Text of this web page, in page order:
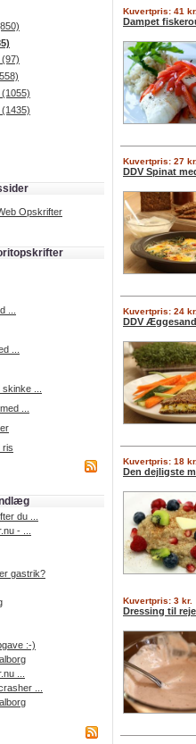
Opskrifter
...
...
...
...
ris
du ...
- ...
gastrik?
:-)
...
...
Kuvertpris: 41 kr.
Dampet
Kuvertpris: 27 kr.
DDV Spinat
Kuvertpris: 24 kr.
DDV
Kuvertpris: 18 kr.
Den dejligste
Kuvertpris: 3 kr.
Dressing til